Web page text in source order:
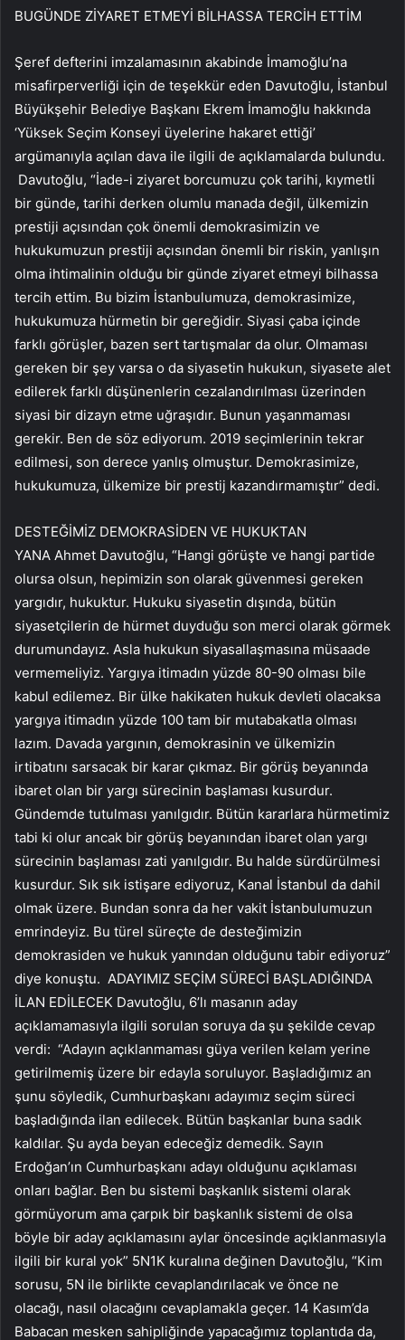
BUGÜNDE ZİYARET ETMEYİ BİLHASSA TERCİH ETTİM
Şeref defterini imzalamasının akabinde İmamoğlu’na
misafirperverliği için de teşekkür eden Davutoğlu, İstanbul
Büyükşehir Belediye Başkanı Ekrem İmamoğlu hakkında
‘Yüksek Seçim Konseyi üyelerine hakaret ettiği’
argümanıyla açılan dava ile ilgili de açıklamalarda bulundu.
Davutoğlu, “İade-i ziyaret borcumuzu çok tarihi, kıymetli
bir günde, tarihi derken olumlu manada değil, ülkemizin
prestiji açısından çok önemli demokrasimizin ve
hukukumuzun prestiji açısından önemli bir riskin, yanlışın
olma ihtimalinin olduğu bir günde ziyaret etmeyi bilhassa
tercih ettim. Bu bizim İstanbulumuza, demokrasimize,
hukukumuza hürmetin bir gereğidir. Siyasi çaba içinde
farklı görüşler, bazen sert tartışmalar da olur. Olmaması
gereken bir şey varsa o da siyasetin hukukun, siyasete alet
edilerek farklı düşünenlerin cezalandırılması üzerinden
siyasi bir dizayn etme uğraşıdır. Bunun yaşanmaması
gerekir. Ben de söz ediyorum. 2019 seçimlerinin tekrar
edilmesi, son derece yanlış olmuştur. Demokrasimize,
hukukumuza, ülkemize bir prestij kazandırmamıştır” dedi.
DESTEĞİMİZ DEMOKRASİDEN VE HUKUKTAN
YANA Ahmet Davutoğlu, “Hangi görüşte ve hangi partide
olursa olsun, hepimizin son olarak güvenmesi gereken
yargıdır, hukuktur. Hukuku siyasetin dışında, bütün
siyasetçilerin de hürmet duyduğu son merci olarak görmek
durumundayız. Asla hukukun siyasallaşmasına müsaade
vermemeliyiz. Yargıya itimadın yüzde 80-90 olması bile
kabul edilemez. Bir ülke hakikaten hukuk devleti olacaksa
yargıya itimadın yüzde 100 tam bir mutabakatla olması
lazım. Davada yargının, demokrasinin ve ülkemizin
irtibatını sarsacak bir karar çıkmaz. Bir görüş beyanında
ibaret olan bir yargı sürecinin başlaması kusurdur.
Gündemde tutulması yanılgıdır. Bütün kararlara hürmetimiz
tabi ki olur ancak bir görüş beyanından ibaret olan yargı
sürecinin başlaması zati yanılgıdır. Bu halde sürdürülmesi
kusurdur. Sık sık istişare ediyoruz, Kanal İstanbul da dahil
olmak üzere. Bundan sonra da her vakit İstanbulumuzun
emrindeyiz. Bu türel süreçte de desteğimizin
demokrasiden ve hukuk yanından olduğunu tabir ediyoruz”
diye konuştu. ADAYIMIZ SEÇİM SÜRECİ BAŞLADIĞINDA
İLAN EDİLECEK Davutoğlu, 6’lı masanın aday
açıklamamasıyla ilgili sorulan soruya da şu şekilde cevap
verdi: “Adayın açıklanmaması güya verilen kelam yerine
getirilmemiş üzere bir edayla soruluyor. Başladığımız an
şunu söyledik, Cumhurbaşkanı adayımız seçim süreci
başladığında ilan edilecek. Bütün başkanlar buna sadık
kaldılar. Şu ayda beyan edeceğiz demedik. Sayın
Erdoğan’ın Cumhurbaşkanı adayı olduğunu açıklaması
onları bağlar. Ben bu sistemi başkanlık sistemi olarak
görmüyorum ama çarpık bir başkanlık sistemi de olsa
böyle bir aday açıklamasını aylar öncesinde açıklanmasıyla
ilgili bir kural yok” 5N1K kuralına değinen Davutoğlu, “Kim
sorusu, 5N ile birlikte cevaplandırılacak ve önce ne
olacağı, nasıl olacağını cevaplamakla geçer. 14 Kasım’da
Babacan mesken sahipliğinde yapacağımız toplantıda da,